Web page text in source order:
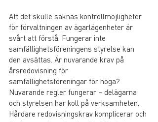
Att det skulle saknas kontrollmöjligheter
för förvaltningen av ägarlägenheter är
svårt att förstå. Fungerar inte
samfällighetsföreningens styrelse kan
den avsättas. Är nuvarande krav på
årsredovisning för
samfällighetsföreningar för höga?
Nuvarande regler fungerar – delägarna
och styrelsen har koll på verksamheten.
Hårdare redovisningskrav komplicerar och